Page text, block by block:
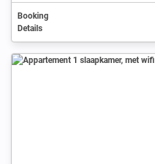
Booking
Details